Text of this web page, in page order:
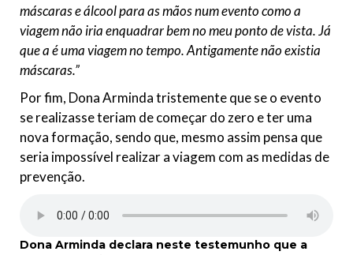
máscaras e álcool para as mãos num evento como a
viagem não iria enquadrar bem no meu ponto de vista. Já
que a é uma viagem no tempo. Antigamente não existia
máscaras.”
Por fim, Dona Arminda tristemente que se o evento
se realizasse teriam de começar do zero e ter uma
nova formação, sendo que, mesmo assim pensa que
seria impossível realizar a viagem com as medidas de
prevenção.
Dona Arminda declara neste testemunho que a